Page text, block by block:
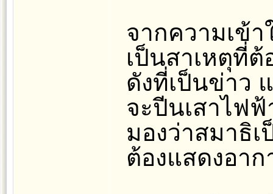
จากความเข้
เป็นสาเหตุที่
ดังที่เป็นข่าว
จะปีนเสาไฟ
มองว่าสมาธิ
ต้องแสดงอา